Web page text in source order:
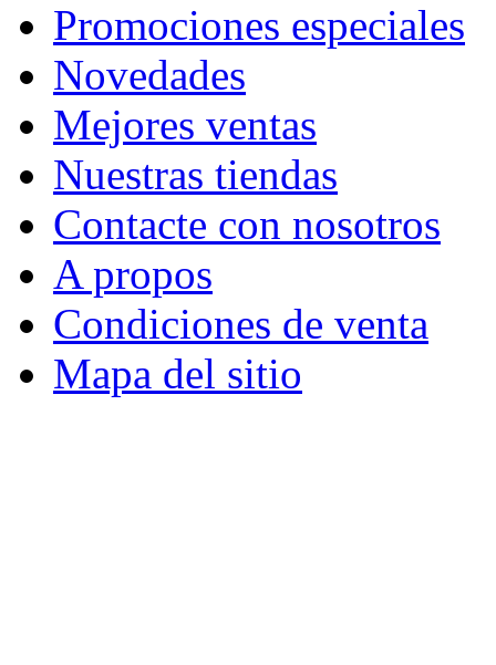
Promociones especiales
Novedades
Mejores ventas
Nuestras tiendas
Contacte con nosotros
A propos
Condiciones de venta
Mapa del sitio